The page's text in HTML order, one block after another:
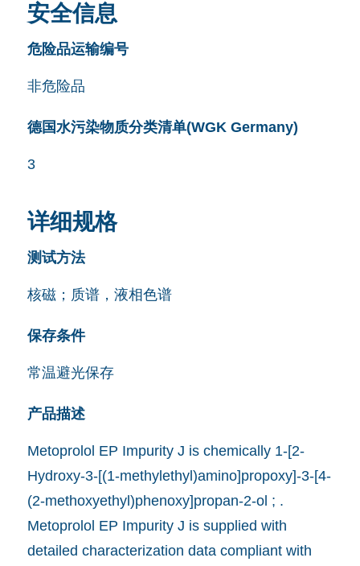
安全信息
危险品运输编号
非危险品
德国水污染物质分类清单(WGK Germany)
3
详细规格
测试方法
核磁；质谱，液相色谱
保存条件
常温避光保存
产品描述
Metoprolol EP Impurity J is chemically 1-[2-
Hydroxy-3-[(1-methylethyl)amino]propoxy]-3-[4-
(2-methoxyethyl)phenoxy]propan-2-ol ; .
Metoprolol EP Impurity J is supplied with
detailed characterization data compliant with